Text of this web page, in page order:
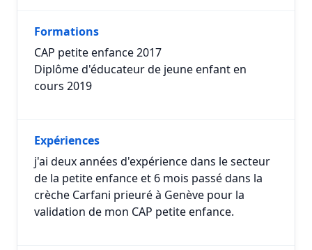
Formations
CAP petite enfance 2017
Diplôme d'éducateur de jeune enfant en
cours 2019
Expériences
j'ai deux années d'expérience dans le secteur
de la petite enfance et 6 mois passé dans la
crèche Carfani prieuré à Genève pour la
validation de mon CAP petite enfance.